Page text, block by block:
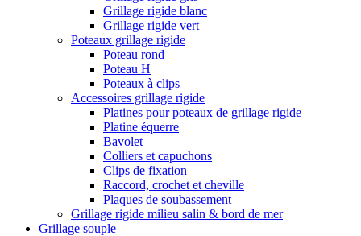
Grillage rigide blanc
Grillage rigide vert
Poteaux grillage rigide
Poteau rond
Poteau H
Poteaux à clips
Accessoires grillage rigide
Platines pour poteaux de grillage rigide
Platine équerre
Bavolet
Colliers et capuchons
Clips de fixation
Raccord, crochet et cheville
Plaques de soubassement
Grillage rigide milieu salin & bord de mer
Grillage souple